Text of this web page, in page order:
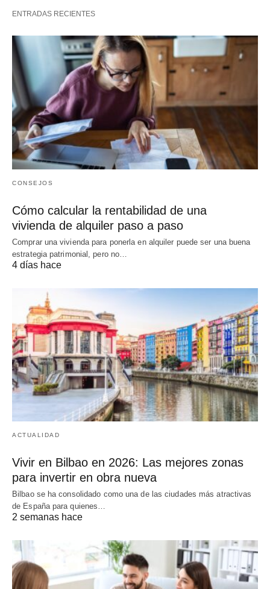
ENTRADAS RECIENTES
CONSEJOS
Cómo calcular la rentabilidad de una
vivienda de alquiler paso a paso
Comprar una vivienda para ponerla en alquiler puede ser una buena
estrategia patrimonial, pero no…
4 días hace
ACTUALIDAD
Vivir en Bilbao en 2026: Las mejores zonas
para invertir en obra nueva
Bilbao se ha consolidado como una de las ciudades más atractivas
de España para quienes…
2 semanas hace